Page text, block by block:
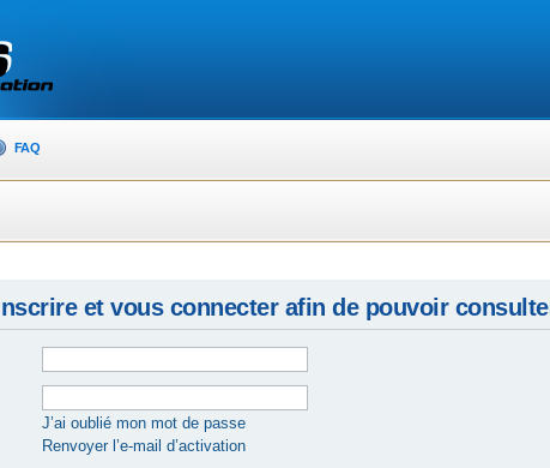
FAQ
et vous connecter afin de pouvoir
J’ai oublié mon mot de passe
Renvoyer l’e-mail d’activation